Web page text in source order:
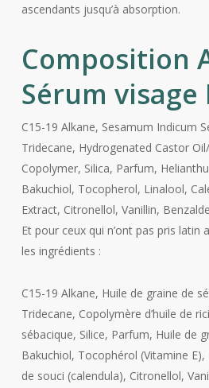
ascendants jusqu’à absorption.
Composition
Sérum visage
C15-19 Alkane, Sesamum Indicum
Tridecane, Hydrogenated Castor
Copolymer, Silica, Parfum,
Bakuchiol, Tocopherol, Linalool,
Extract, Citronellol, Vanillin,
Et pour ceux qui n’ont pas pris latin
les ingrédients :
C15-19 Alkane, Huile de graine de
Tridecane, Copolymère d’huile de
sébacique, Silice, Parfum, Huile de
Bakuchiol, Tocophérol (Vitamine
de souci (calendula), Citronellol,